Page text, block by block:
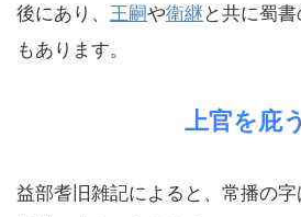
後にあり、 王嗣や衛継 と共に蜀
もあります。
上官を庇う
益部耆旧雑記によると、常播の